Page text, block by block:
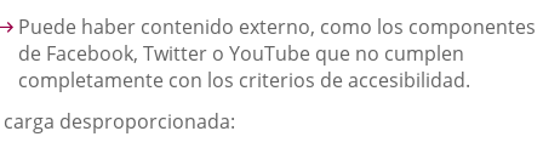
Puede haber contenido externo, como los componentes
de Facebook, Twitter o YouTube que no cumplen
completamente con los criterios de accesibilidad.
carga desproporcionada: